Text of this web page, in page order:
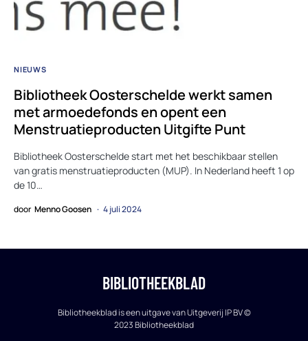
NIEUWS
Bibliotheek Oosterschelde werkt samen
met armoedefonds en opent een
Menstruatieproducten Uitgifte Punt
Bibliotheek Oosterschelde start met het beschikbaar stellen
van gratis menstruatieproducten (MUP). In Nederland heeft 1 op
de 10…
door Menno Goosen 4 juli 2024
BIBLIOTHEEKBLAD
Bibliotheekblad is een uitgave van Uitgeverij IP BV ©
2023 Bibliotheekblad